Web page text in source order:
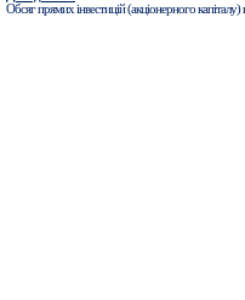
Обсяг прямих інвестицій (акціонерного